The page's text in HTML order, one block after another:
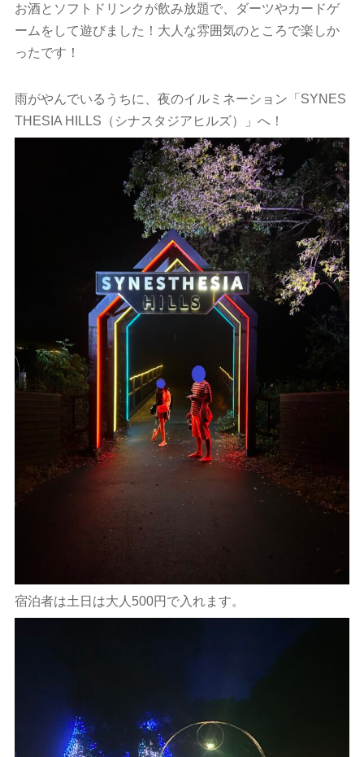
お酒とソフトドリンクが飲み放題で、ダーツやカードゲ
ームをして遊びました！大人な雰囲気のところで楽しか
ったです！
雨がやんでいるうちに、夜のイルミネーション「SYNES
THESIA HILLS（シナスタジアヒルズ）」へ！
宿泊者は土日は大人500円で入れます。